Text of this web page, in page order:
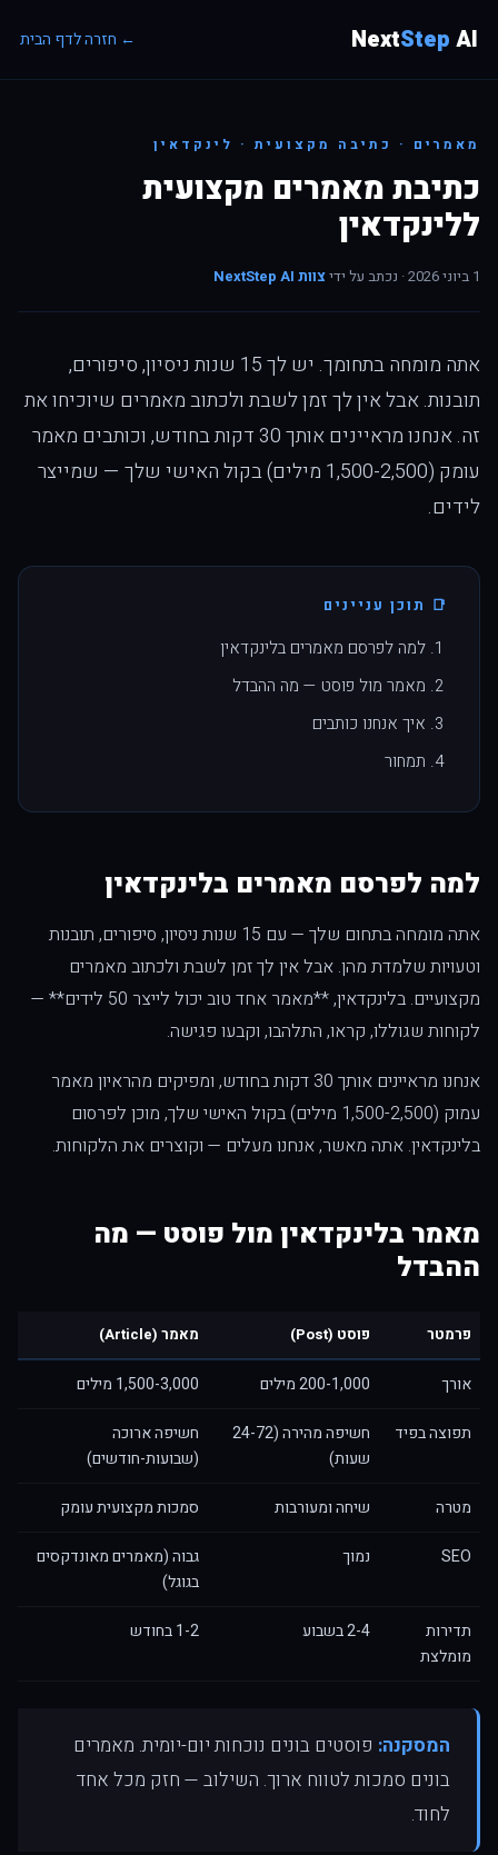
NextStep AI ← חזרה לדף הבית
מאמרים · כתיבה מקצועית · לינקדאין
כתיבת מאמרים מקצועית
ללינקדאין
1 ביוני 2026 · נכתב על ידי צוות NextStep AI
אתה מומחה בתחומך. יש לך 15 שנות ניסיון, סיפורים,
תובנות. אבל אין לך זמן לשבת ולכתוב מאמרים שיוכיחו את
זה. אנחנו מראיינים אותך 30 דקות בחודש, וכותבים מאמר
עומק (1,500-2,500 מילים) בקול האישי שלך — שמייצר
לידים.
📑 תוכן עניינים
למה לפרסם מאמרים בלינקדאין
מאמר מול פוסט — מה ההבדל
איך אנחנו כותבים
תמחור
למה לפרסם מאמרים בלינקדאין
אתה מומחה בתחום שלך — עם 15 שנות ניסיון, סיפורים, תובנות
וטעויות שלמדת מהן. אבל אין לך זמן לשבת ולכתוב מאמרים
מקצועיים. בלינקדאין, **מאמר אחד טוב יכול לייצר 50 לידים** —
לקוחות שגוללו, קראו, התלהבו, וקבעו פגישה.
אנחנו מראיינים אותך 30 דקות בחודש, ומפיקים מהראיון מאמר
עמוק (1,500-2,500 מילים) בקול האישי שלך, מוכן לפרסום
בלינקדאין. אתה מאשר, אנחנו מעלים — וקוצרים את הלקוחות.
מאמר בלינקדאין מול פוסט — מה
ההבדל
פרמטר פוסט (Post) מאמר (Article)
אורך 200-1,000 מילים 1,500-3,000 מילים
תפוצה בפיד
חשיפה מהירה (24-72
שעות)
חשיפה ארוכה
(שבועות-חודשים)
מטרה שיחה ומעורבות סמכות מקצועית עומק
SEO נמוך
גבוה (מאמרים מאונדקסים
בגוגל)
תדירות
מומלצת
2-4 בשבוע 1-2 בחודש
המסקנה: פוסטים בונים נוכחות יום-יומית. מאמרים
בונים סמכות לטווח ארוך. השילוב — חזק מכל אחד
לחוד.